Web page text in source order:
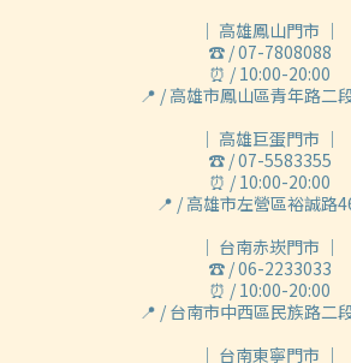
｜ 高雄鳳山門市 ｜
☎ / 07-7808088
⏰ / 10:00-20:00
📍 / 高雄市鳳山區青年路二
｜ 高雄巨蛋門市 ｜
☎ / 07-5583355
⏰ / 10:00-20:00
📍 / 高雄市左營區裕誠路
｜ 台南赤崁門市 ｜
☎ / 06-2233033
⏰ / 10:00-20:00
📍 / 台南市中西區民族路二
｜ 台南東寧門市 ｜